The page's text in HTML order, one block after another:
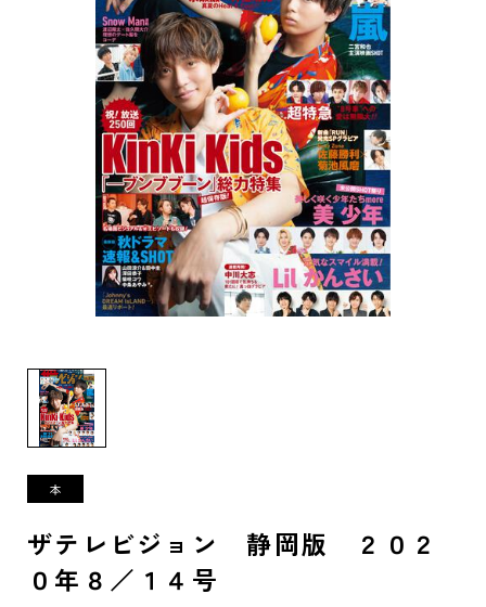
ザテレビジョン 静岡版 ２０２
０年８／１４号